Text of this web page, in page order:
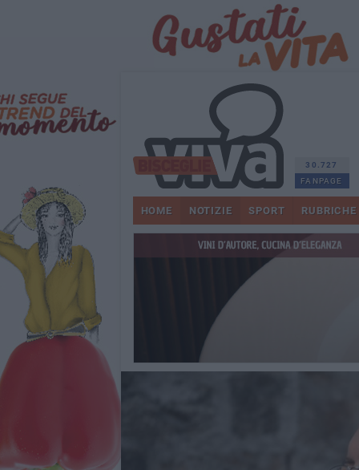
30.727
FANPAGE
HOME NOTIZIE SPORT RUBRICHE